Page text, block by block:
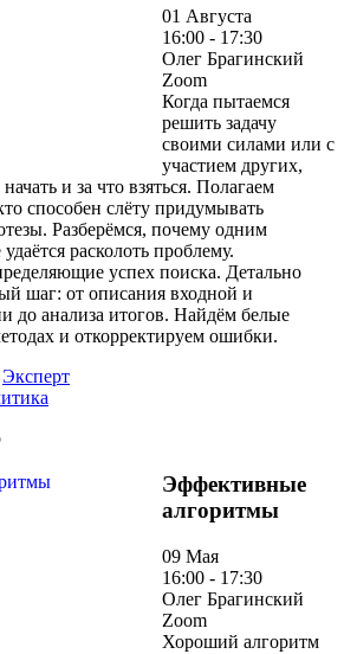
01 Августа
16:00 - 17:30
Олег Брагинский
Zoom
Когда пытаемся
решить задачу
своими силами или с
участием других,
и за что взяться. Полагаем
способен слёту придумывать
Разберёмся, почему одним
расколоть проблему.
успех поиска. Детально
шаг: от описания входной и
до анализа итогов. Найдём белые
и откорректируем ошибки.
Эксперт
Эффективные
алгоритмы
09 Мая
16:00 - 17:30
Олег Брагинский
Zoom
Хороший алгоритм